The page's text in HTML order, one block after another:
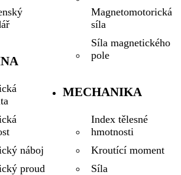
náboj
proud
Magnetomotorická
síla
Síla magnetického
pole
MECHANIKA
Index tělesné
hmotnosti
Kroutící moment
Síla